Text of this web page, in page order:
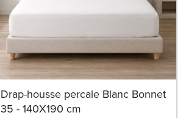
Drap-housse percale Blanc Bonnet
35 - 140X190 cm